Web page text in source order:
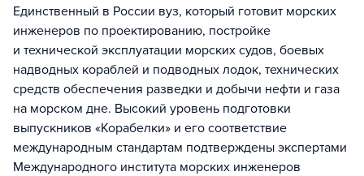
Единственный в России вуз, который готовит морских
инженеров по проектированию, постройке
и технической эксплуатации морских судов, боевых
надводных кораблей и подводных лодок, технических
средств обеспечения разведки и добычи нефти и газа
на морском дне. Высокий уровень подготовки
выпускников «Корабелки» и его соответствие
международным стандартам подтверждены экспертами
Международного института морских инженеров